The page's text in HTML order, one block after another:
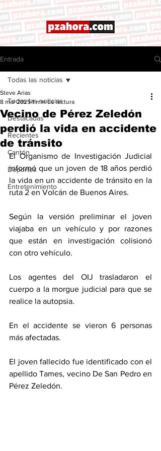
Entrada
Todas las noticias
Destacadas
Recientes
Cantón
Deportes
Entretenimiento
Todas las noticias
Vecino de Pérez Zeledón
perdió la vida en accidente
de tránsito
Steve Arias
8 mar 2025 1 min de lectura
El Organismo de Investigación Judicial
informó que un joven de 18 años perdió
la vida en un accidente de tránsito en la
ruta 2 en Volcán de Buenos Aires.
Según la versión preliminar el joven
viajaba en un vehículo y por razones
que están en investigación colisionó
con otro vehículo.
Los agentes del OIJ trasladaron el
cuerpo a la morgue judicial para que se
realice la autopsia.
En el accidente se vieron 6 personas
más afectadas.
El joven fallecido fue identificado con el
apellido Tames, vecino De San Pedro en
Pérez Zeledón.